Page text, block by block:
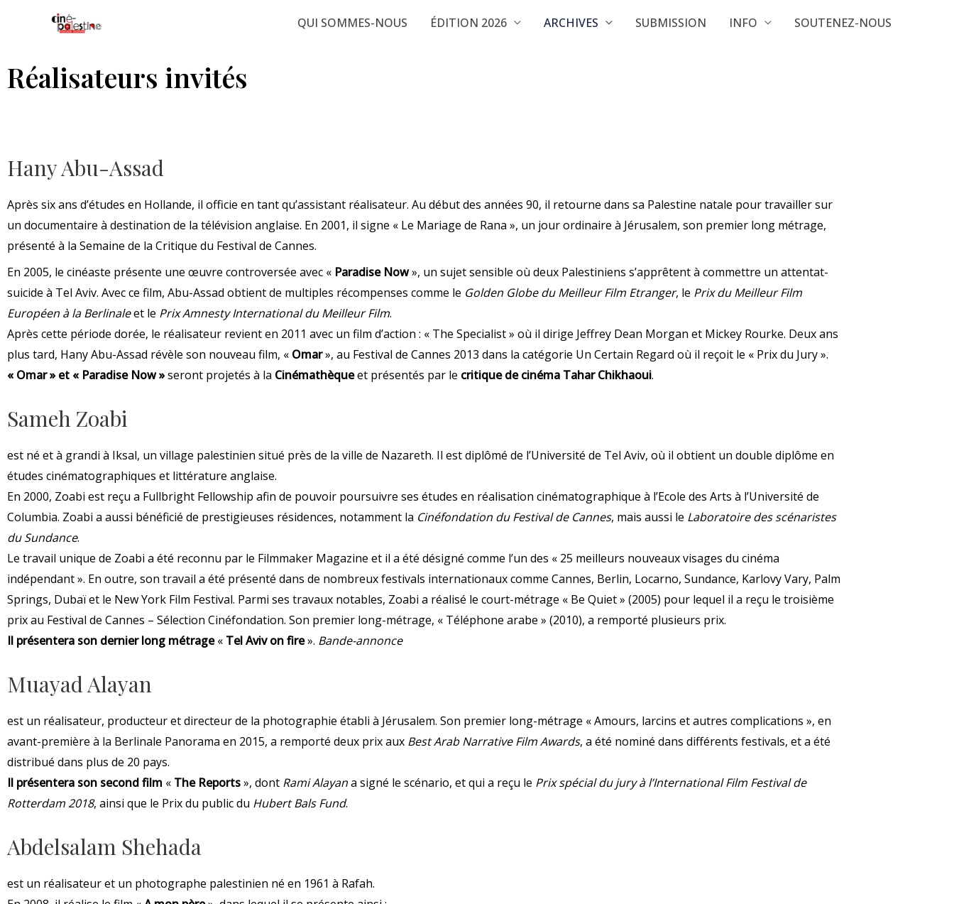
QUI SOMMES-NOUS ÉDITION 2026 ARCHIVES SUBMISSION INFO SOUTENEZ-NOUS
Réalisateurs invités
Hany Abu-Assad
Après six ans d’études en Hollande, il officie en tant qu’assistant réalisateur. Au début des années 90, il retourne dans sa Palestine natale pour travailler sur
un documentaire à destination de la télévision anglaise. En 2001, il signe « Le Mariage de Rana », un jour ordinaire à Jérusalem, son premier long métrage,
présenté à la Semaine de la Critique du Festival de Cannes.
En 2005, le cinéaste présente une œuvre controversée avec « Paradise Now», un sujet sensible où deux Palestiniens s’apprêtent à commettre un attentat-
suicide à Tel Aviv. Avec ce film, Abu-Assad obtient de multiples récompenses comme le Golden Globe du Meilleur Film Etranger, le Prix du Meilleur Film
Européen à la Berlinaleet le Prix Amnesty International du Meilleur Film.
Après cette période dorée, le réalisateur revient en 2011 avec un film d’action : « The Specialist » où il dirige Jeffrey Dean Morgan et Mickey Rourke. Deux ans
plus tard, Hany Abu-Assad révèle son nouveau film, « Omar», au Festival de Cannes 2013 dans la catégorie Un Certain Regard où il reçoit le « Prix du Jury ».
« Omar » et « Paradise Now »seront projetés à la Cinémathèqueet présentés par le critique de cinéma Tahar Chikhaoui.
Sameh Zoabi
est né et à grandi à Iksal, un village palestinien situé près de la ville de Nazareth. Il est diplômé de l’Université de Tel Aviv, où il obtient un double diplôme en
études cinématographiques et littérature anglaise.
En 2000, Zoabi est reçu a Fullbright Fellowship afin de pouvoir poursuivre ses études en réalisation cinématographique à l’Ecole des Arts à l’Université de
Columbia. Zoabi a aussi bénéficié de prestigieuses résidences, notamment la Cinéfondation du Festival de Cannes, mais aussi le Laboratoire des scénaristes
du Sundance.
Le travail unique de Zoabi a été reconnu par le Filmmaker Magazine et il a été désigné comme l’un des « 25 meilleurs nouveaux visages du cinéma
indépendant ». En outre, son travail a été présenté dans de nombreux festivals internationaux comme Cannes, Berlin, Locarno, Sundance, Karlovy Vary, Palm
Springs, Dubaï et le New York Film Festival. Parmi ses travaux notables, Zoabi a réalisé le court-métrage « Be Quiet » (2005) pour lequel il a reçu le troisième
prix au Festival de Cannes – Sélection Cinéfondation. Son premier long-métrage, « Téléphone arabe » (2010), a remporté plusieurs prix.
Il présentera son dernier long métrage« Tel Aviv on fire». Bande-annonce
Muayad Alayan
est un réalisateur, producteur et directeur de la photographie établi à Jérusalem. Son premier long-métrage « Amours, larcins et autres complications », en
avant-première à la Berlinale Panorama en 2015, a remporté deux prix aux Best Arab Narrative Film Awards, a été nominé dans différents festivals, et a été
distribué dans plus de 20 pays.
Il présentera son second film « The Reports», dont Rami Alayana signé le scénario, et qui a reçu le Prix spécial du jury à l’International Film Festival de
Rotterdam 2018, ainsi que le Prix du public du Hubert Bals Fund.
Abdelsalam Shehada
est un réalisateur et un photographe palestinien né en 1961 à Rafah.